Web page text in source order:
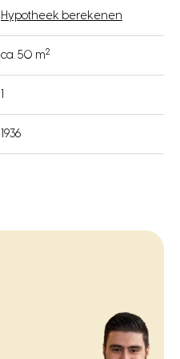
Hypotheek berekenen
ca. 50 m2
1936